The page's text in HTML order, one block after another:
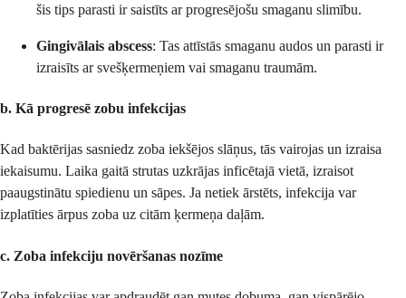
šis tips parasti ir saistīts ar progresējošu smaganu slimību.
Gingivālais abscess: Tas attīstās smaganu audos un parasti ir
izraisīts ar svešķermeņiem vai smaganu traumām.
b. Kā progresē zobu infekcijas
Kad baktērijas sasniedz zoba iekšējos slāņus, tās vairojas un izraisa
iekaisumu. Laika gaitā strutas uzkrājas inficētajā vietā, izraisot
paaugstinātu spiedienu un sāpes. Ja netiek ārstēts, infekcija var
izplatīties ārpus zoba uz citām ķermeņa daļām.
c. Zoba infekciju novēršanas nozīme